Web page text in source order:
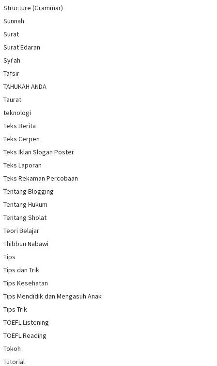
Structure (Grammar)
Sunnah
Surat
Surat Edaran
Syi'ah
Tafsir
TAHUKAH ANDA
Taurat
teknologi
Teks Berita
Teks Cerpen
Teks Iklan Slogan Poster
Teks Laporan
Teks Rekaman Percobaan
Tentang Blogging
Tentang Hukum
Tentang Sholat
Teori Belajar
Thibbun Nabawi
Tips
Tips dan Trik
Tips Kesehatan
Tips Mendidik dan Mengasuh Anak
Tips-Trik
TOEFL Listening
TOEFL Reading
Tokoh
Tutorial